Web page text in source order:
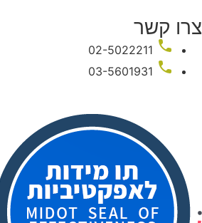
צרו קשר
02-5022211
03-5601931